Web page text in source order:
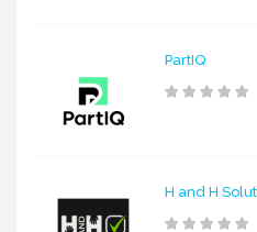
PartIQ
H and H